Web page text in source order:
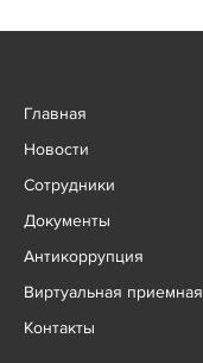
Главная
Новости
Сотрудники
Документы
Антикоррупция
Виртуальная приемная
Контакты